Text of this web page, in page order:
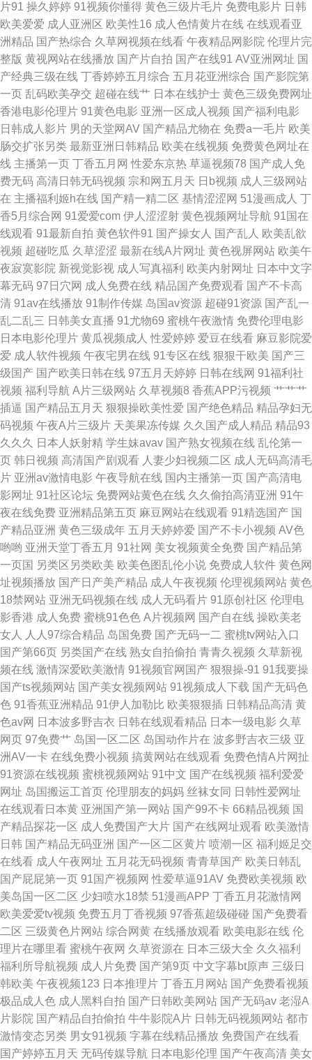
锋影音色色 91激情视频在线观看 阿V福利视频网 精东福利电影 日美韩无码
av 91欧美性片 国产精品中文网 日韩刺激福利网址 在线看国产五六区 91资
源 国产欧美日韩成人 日韩另类三区 91色色视频 国产精品二 色宅午夜 91网
黄入口 国产黑丝后入 日韩视频久久 91pron福利 99偷拍网 黄色片免费在线
观看 五月先锋影视 91黄色视频偷拍 国产熟女一区 五月天bb激情网 91视频
最新 国产91网红在线观看 欧美成人性韩日 性爱福利视频网站 91麻豆一二三
四在线 大香蕉东京热一本道 日韩另类无码AV 91高清系列 成人影音先锋免费
视频 欧美色图在线视频91 91资源站在线观看 日韩专区无码高清 91大神唐伯
虎520 国产精品拍 五月花社区午夜 91视频网新网站 韩美一级黄色 日韩网址
在线 91超碰在线最新 AV日韩理论在线观看 九一橡胶香蕉制品厂 1024伦理
影院 超碰成人网站 欧美韩美a一区精品 91福利老司机 操人妖屁眼 日韩熟女
合集久久 91传媒拍的视频免费观看 www超碰蜜桃 伊人色爱影院 肏屄四虎
美女总站 午夜天堂精品久 91色女啪啪 国产成人精品一 日韩东京热99 91白
嫩视频精品 av网站在线看不卡 九一色对白 99人与兽 影音先锋Av综合资源
91极品福利姬 超碰91地址 久1免费视频 久久密欧洲 亚洲永久精品国产 岛国
高清区一区二在线 黄色小视频fft 91she在线 俺去也俺去射 老司机免费福利院
18 91愛愛 欧韩avav 久草福利资源网 91永久网站 91超碰在线网站 日韩精品
黄色 国产精品福利探花 日韩第3页 91大神精选 国内情侣视频在线91
片91 操久婷婷 91视频你懂得 黄色三级片毛片 免费电影片 日韩
欧美爱爱 成人亚洲区 欧美性16 成人色情黄片在线 在线观看亚
洲精品 国产热综合 久草网视频在线看 午夜精品网影院 伦理片完
整版 黄视网站在线播放 国产片自拍 国产在线91 AV亚洲网址 国
产经典三级在线 丁香婷婷五月综合 五月花亚洲综合 国产影院第
一页 乱码欧美孕交 超碰在线艹 日本在线护士 黄色三级免费网址
香港电影伦理片 91黄色电影 亚洲一区成人视频 国产福利电影
日韩成人影片 男的天堂网AV 国产精品尤物在 免费a一毛片 欧美
肠交扩张另类 最新亚洲日韩精品 欧美在线视频 免费黄色网址在
线 主播第一页 丁香五月网 性爱东京热 草逼视频78 国产成人免
费无码 高清日韩无码视频 宗和网五月天 日b视频 成人三级网站
在 主播福利姬h在线 国产精一精二区 基情涩涩网 51漫画成人 丁
香5月综合网 91爱爱com 伊人涩涩射 黄色视频网址导航 91国在
线观看 91最新自拍 黄色软件91 国产操女人 国产乱人 欧美乱欲
视频 超碰吃瓜 久草涩涩 最新在线A片网址 黄色视屏网站 欧美午
夜寂寞影院 新视觉影视 成人写真福利 欧美内射网址 日本中文字
幕无码 97日穴网 成人免费在线 精品国产免费观看 国产不卡高
清 91av在线播放 91制作传媒 岛国av资源 超碰91资源 国产乱一
乱二乱三 日韩美女直播 91尤物69 蜜桃午夜激情 免费伦理电影
日本电影伦理片 黄瓜视频成人 性爱婷婷 爱豆在线看 麻豆影院爱
爱 成人软件视频 午夜宅男在线 91专区在线 狠狠干欧美 国产三
级国产 国产欧美日韩在线 97五月天婷婷 日韩在线网 91福利社
视频 福利导航 A片三级网站 久草视频8 香蕉APP污视频 艹艹艹
插逼 国产精品五月天 狠狠操欧美性爱 国产绝色精品 精品孕妇无
码视频 午夜A片三级片 天美果冻传媒 久久国产成人精品 精品93
久久久
日本人妖射精 学生妹avav 国产熟女视频在线 乱伦第一
页 韩日视频 高清国产剧观看 人妻少妇视频二区 成人无码高清毛
片 亚洲av激情电影 午夜导航在线 国内主播第一页 国产高清电
影网址 91社区论坛 免费网站黄色在线 久久偷拍高清亚洲 91午
夜在线免费 亚洲精品第五页 麻豆网站在线观看 91精选国产 国
产精品亚洲 黄色三级成年 五月天婷婷爱 国产不卡小视频 AV色
哟哟 亚洲天堂丁香五月 91社网 美女视频黄全免费 国产精品第
一页国 另类区另类欧美 欧美色图乱伦小说 免费成人软件 黄色网
址视频播放 国产日产美产精品 成人午夜视频 伦理视频网站 黄色
18禁网站 亚洲无码视频在线 成人无码看片 91原创社区 伦理电
影香港 成人免费 蜜桃91色色 A片视频网 国产自在线 操欧美老
女人
人人97综合精品 岛国免费 国产无码一二 蜜桃tv网站入口
国产第66页 另类国产在线 熟女自拍偷拍 青青久视频 久草新视
频在线 激情深爱欧美激情 91视频官网国产 狠狠操-91 91我要操
国产ts视频网站 国产美女视频网站 91视频成人下载 国产无码色
色 91香蕉亚洲精品 91伊人加勒比 欧美狠狠插 日韩精品高清 黄
色av网 日本波多野吉衣 日韩在线观看精品 日本一级电影 久草
网页 97免费艹 岛国一区二区 岛国动作片在 波多野吉衣三级 亚
洲AV一卡 在线免费小视频 搞黄网站在线观看 免费色情A片网扯
91资源在线视频 蜜桃视频网站 91中文 国产在线视频 福利爱爱
网址 岛国搬运工首页 伦理朋友的妈妈 丝袜女同 日韩性爱网址
在线观看日本黄 亚洲国产第一网站 国产99不卡 66精品视频 国
产精品探花一区 成人免费国产大片 国产在线网址观看 欧美激情
日韩 国产精品无码亚洲 国产一区二区黄片 喷潮一区 福利姬足交
在线看 成人午夜网址 五月花无码视频 青青草国产 欧美日韩乱
国产屁屁第一页 91国产视频网 性爱草逼91AV 免费欧美视频 欧
美岛国一区二区 少妇喷水18禁 51漫画APP 丁香五月花激情网
欧美爱爱tv视频 免费五月丁香视频 97香蕉超级碰碰 国产免费看
二区 三级黄色片网站 综合网黄 在线播放观看 欧美电影在线 伦
理片在哪里看 蜜桃午夜网 久草资源在 日本三级大全 久久福利
福利所导航视频 成人片免费 国产第9页 中文字幕bt原声 三级日
韩欧美 午夜视频123 日本推理片 丁香五月网站 国产免费看视频
极品成人色 成人黑料自拍 国产日韩欧美网站 国产无码av 老湿A
片影院 国产精品自拍偷拍 牛牛影院A片 日韩无码视频网站 都市
激情变态另类 男女91视频 字幕在线精品播放 免费国产在线看
国产婷婷五月天 无码传媒导航 日本电影伦理 国产午夜高清 美女